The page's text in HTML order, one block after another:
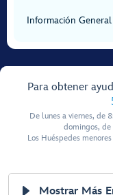
Información
Para obtener
De lunes a viernes, de
domingos,
Los Huéspedes
Mostrar Más